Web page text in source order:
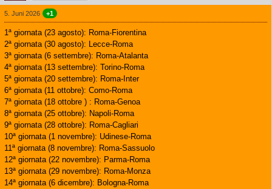
5. Juni 2026 +1
1ª giornata (23 agosto): Roma-Fiorentina
2ª giornata (30 agosto): Lecce-Roma
3ª giornata (6 settembre): Roma-Atalanta
4ª giornata (13 settembre): Torino-Roma
5ª giornata (20 settembre): Roma-Inter
6ª giornata (11 ottobre): Como-Roma
7ª giornata (18 ottobre ) : Roma-Genoa
8ª giornata (25 ottobre): Napoli-Roma
9ª giornata (28 ottobre): Roma-Cagliari
10ª giornata (1 novembre): Udinese-Roma
11ª giornata (8 novembre): Roma-Sassuolo
12ª giornata (22 novembre): Parma-Roma
13ª giornata (29 novembre): Roma-Monza
14ª giornata (6 dicembre): Bologna-Roma